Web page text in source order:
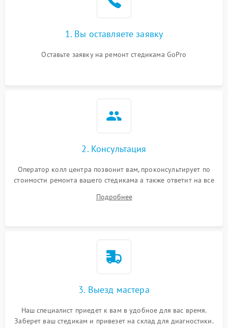
1. Вы оставляете заявку
Оставьте заявку на ремонт стедикама GoPro
2. Консультация
Оператор колл центра позвонит вам, проконсультирует по
стоимости ремонта вашего стедикама а также ответит на все
Подробнее
3. Выезд мастера
Наш специалист приедет к вам в удобное для вас время.
Заберет ваш стедикам и привезет на склад для диагностики.